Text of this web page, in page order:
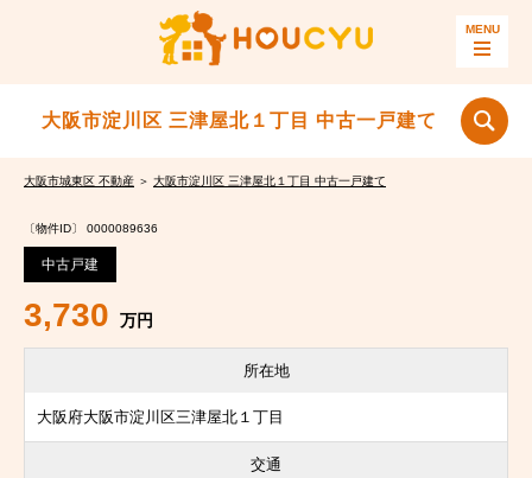
大阪市淀川区 三津屋北１丁目 中古一戸建て
大阪市城東区 不動産 ＞ 大阪市淀川区 三津屋北１丁目 中古一戸建て
〔物件ID〕 0000089636
中古戸建
3,730 万円
所在地
大阪府大阪市淀川区三津屋北１丁目
交通